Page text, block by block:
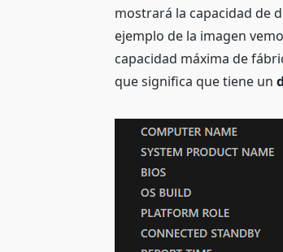
mostrará la capacidad de
ejemplo de la imagen
capacidad máxima de
que significa que tiene un